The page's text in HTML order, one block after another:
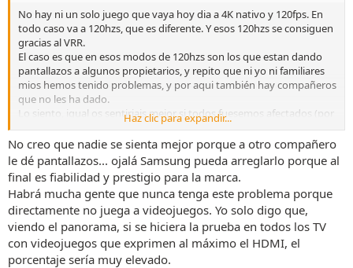
l
t
e
m
a
o
No hay ni un solo juego que vaya hoy dia a 4K nativo y 120fps. En
todo caso va a 120hzs, que es diferente. Y esos 120hzs se consiguen
gracias al VRR.
El caso es que en esos modos de 120hzs son los que estan dando
pantallazos a algunos propietarios, y repito que ni yo ni familiares
mios hemos tenido problemas, y por aqui también hay compañeros
que no les ha dado.
Lo siento, igual os sentiriais mejor si todos fuesemos afectados (por
el tema de mal de muchos...), pero no, de momento no estan todos
afectados al 100%. Desconozco el % si son muchos o no, eso solo
samsung lo sabrá.
Haz clic para expandir...
No creo que nadie se sienta mejor porque a otro compañero
le dé pantallazos... ojalá Samsung pueda arreglarlo porque al
final es fiabilidad y prestigio para la marca.
Habrá mucha gente que nunca tenga este problema porque
directamente no juega a videojuegos. Yo solo digo que,
viendo el panorama, si se hiciera la prueba en todos los TV
con videojuegos que exprimen al máximo el HDMI, el
porcentaje sería muy elevado.